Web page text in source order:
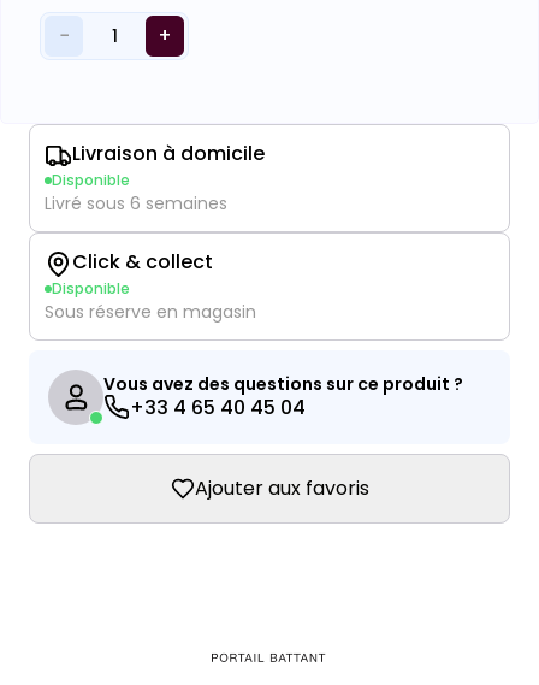
− 1 +
Livraison à domicile
Disponible
Livré sous 6 semaines
Click & collect
Disponible
Sous réserve en magasin
Vous avez des questions sur ce produit ?
+33 4 65 40 45 04
Ajouter aux favoris